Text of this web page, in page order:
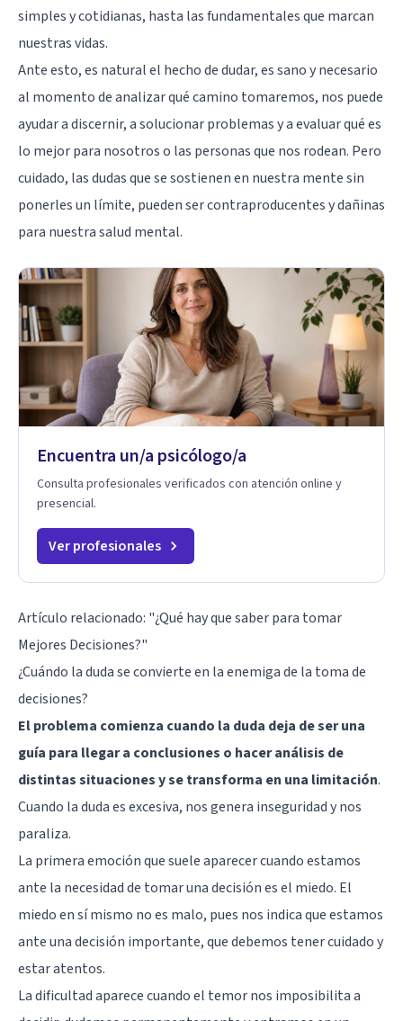
simples y cotidianas, hasta las fundamentales que marcan
nuestras vidas.
Ante esto, es natural el hecho de dudar, es sano y necesario
al momento de analizar qué camino tomaremos, nos puede
ayudar a discernir, a solucionar problemas y a evaluar qué es
lo mejor para nosotros o las personas que nos rodean. Pero
cuidado, las dudas que se sostienen en nuestra mente sin
ponerles un límite, pueden ser contraproducentes y dañinas
para nuestra salud mental.
Encuentra un/a psicólogo/a
Consulta profesionales verificados con atención online y
presencial.
Ver profesionales
Artículo relacionado: "¿Qué hay que saber para tomar
Mejores Decisiones?"
¿Cuándo la duda se convierte en la enemiga de la toma de
decisiones?
El problema comienza cuando la duda deja de ser una
guía para llegar a conclusiones o hacer análisis de
distintas situaciones y se transforma en una limitación.
Cuando la duda es excesiva, nos genera inseguridad y nos
paraliza.
La primera emoción que suele aparecer cuando estamos
ante la necesidad de tomar una decisión es el miedo. El
miedo en sí mismo no es malo, pues nos indica que estamos
ante una decisión importante, que debemos tener cuidado y
estar atentos.
La dificultad aparece cuando el temor nos imposibilita a